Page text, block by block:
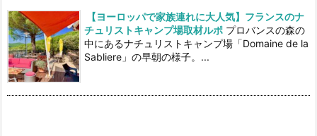
【ヨーロッパで家族連れに大人気】フランスのナ
チュリストキャンプ場取材ルポ プロバンスの森の
中にあるナチュリストキャンプ場「Domaine de la
Sabliere」の早朝の様子。...